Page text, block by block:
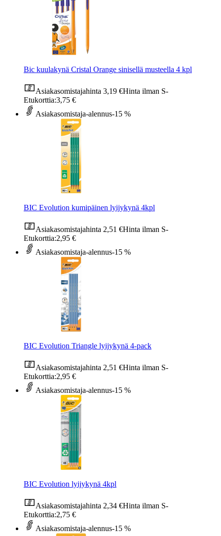
Bic kuulakynä Cristal Orange sinisellä musteella 4 kpl
Asiakasomistajahinta 3,19 €Hinta ilman S-
Etukorttia:3,75 €
Asiakasomistaja-alennus-15 %
BIC Evolution kumipäinen lyijykynä 4kpl
Asiakasomistajahinta 2,51 €Hinta ilman S-
Etukorttia:2,95 €
Asiakasomistaja-alennus-15 %
BIC Evolution Triangle lyijykynä 4-pack
Asiakasomistajahinta 2,51 €Hinta ilman S-
Etukorttia:2,95 €
Asiakasomistaja-alennus-15 %
BIC Evolution lyijykynä 4kpl
Asiakasomistajahinta 2,34 €Hinta ilman S-
Etukorttia:2,75 €
Asiakasomistaja-alennus-15 %